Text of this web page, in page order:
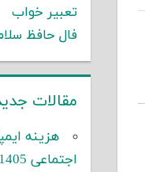
تعبیر خواب
فال حافظ
مقالات
هزینه